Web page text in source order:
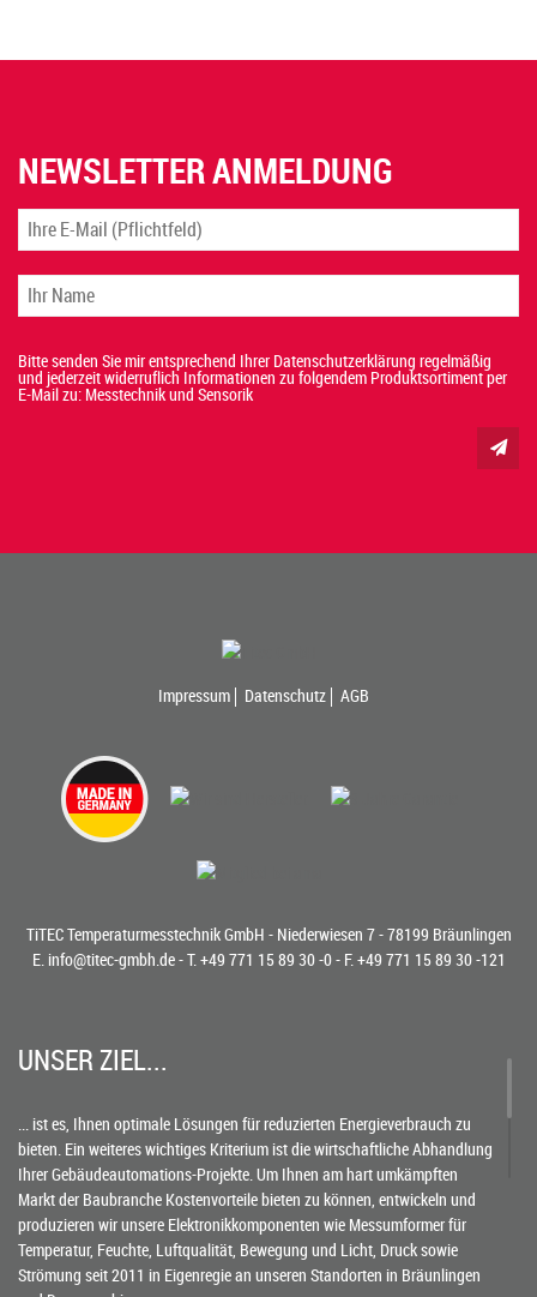
NEWSLETTER ANMELDUNG
Bitte senden Sie mir entsprechend Ihrer Datenschutzerklärung regelmäßig
und jederzeit widerruflich Informationen zu folgendem Produktsortiment per
E-Mail zu: Messtechnik und Sensorik
Impressum Datenschutz AGB
TiTEC Temperaturmesstechnik GmbH - Niederwiesen 7 - 78199 Bräunlingen
E. info@titec-gmbh.de- T. +49 771 15 89 30 -0- F. +49 771 15 89 30 -121
UNSER ZIEL...
... ist es, Ihnen optimale Lösungen für reduzierten Energieverbrauch zu
bieten. Ein weiteres wichtiges Kriterium ist die wirtschaftliche Abhandlung
Ihrer Gebäudeautomations-Projekte. Um Ihnen am hart umkämpften
Markt der Baubranche Kostenvorteile bieten zu können, entwickeln und
produzieren wir unsere Elektronikkomponenten wie Messumformer für
Temperatur, Feuchte, Luftqualität, Bewegung und Licht, Druck sowie
Strömung seit 2011 in Eigenregie an unseren Standorten in Bräunlingen